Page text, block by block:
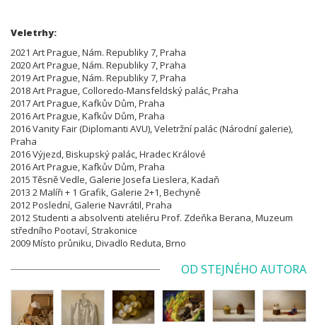
Veletrhy:
2021 Art Prague, Nám. Republiky 7, Praha
2020 Art Prague, Nám. Republiky 7, Praha
2019 Art Prague, Nám. Republiky 7, Praha
2018 Art Prague, Colloredo-Mansfeldský palác, Praha
2017 Art Prague, Kafkův Dům, Praha
2016 Art Prague, Kafkův Dům, Praha
2016 Vanity Fair (Diplomanti AVU), Veletržní palác (Národní galerie),
Praha
2016 Výjezd, Biskupský palác, Hradec Králové
2016 Art Prague, Kafkův Dům, Praha
2015 Těsně Vedle, Galerie Josefa Lieslera, Kadaň
2013 2 Malíři + 1 Grafik, Galerie 2+1, Bechyně
2012 Poslední, Galerie Navrátil, Praha
2012 Studenti a absolventi ateliéru Prof. Zdeňka Berana, Muzeum
středního Pootaví, Strakonice
2009 Místo průniku, Divadlo Reduta, Brno
OD STEJNÉHO AUTORA